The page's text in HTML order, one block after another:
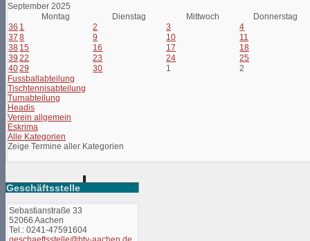
September 2025
Montag
Dienstag Mittwoch
Donnerstag
36 1 2 3
4
37 8 9 10
11
38 15 16 17
18
39 22 23 24
25
4029 30 1
2
Fussballabteilung
Tischtennisabteilung
Turnabteilung
Headis
Verein allgemein
Eskrima
Alle Kategorien
Zeige Termine aller Kategorien
Geschäftsstelle
Sebastianstraße 33
52066 Aachen
Tel.: 0241-47591604